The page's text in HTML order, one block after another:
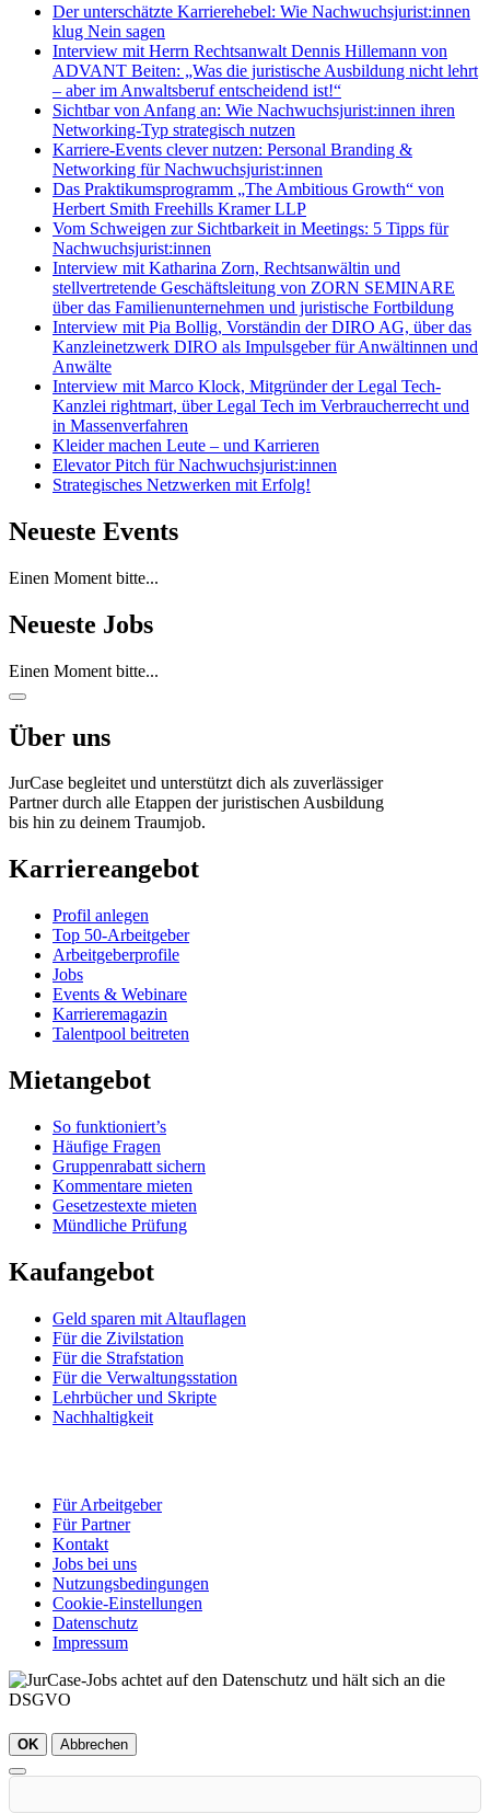
Der unterschätzte Karrierehebel: Wie Nachwuchsjurist:innen
klug Nein sagen
Interview mit Herrn Rechtsanwalt Dennis Hillemann von
ADVANT Beiten: „Was die juristische Ausbildung nicht lehrt
– aber im Anwaltsberuf entscheidend ist!“
Sichtbar von Anfang an: Wie Nachwuchsjurist:innen ihren
Networking-Typ strategisch nutzen
Karriere-Events clever nutzen: Personal Branding &
Networking für Nachwuchsjurist:innen
Das Praktikumsprogramm „The Ambitious Growth“ von
Herbert Smith Freehills Kramer LLP
Vom Schweigen zur Sichtbarkeit in Meetings: 5 Tipps für
Nachwuchsjurist:innen
Interview mit Katharina Zorn, Rechtsanwältin und
stellvertretende Geschäftsleitung von ZORN SEMINARE
über das Familienunternehmen und juristische Fortbildung
Interview mit Pia Bollig, Vorständin der DIRO AG, über das
Kanzleinetzwerk DIRO als Impulsgeber für Anwältinnen und
Anwälte
Interview mit Marco Klock, Mitgründer der Legal Tech-
Kanzlei rightmart, über Legal Tech im Verbraucherrecht und
in Massenverfahren
Kleider machen Leute – und Karrieren
Elevator Pitch für Nachwuchsjurist:innen
Strategisches Netzwerken mit Erfolg!
Neueste Events
Einen Moment bitte...
Neueste Jobs
Einen Moment bitte...
Über uns
JurCase begleitet und unterstützt dich als zuverlässiger
Partner durch alle Etappen der juristischen Ausbildung
bis hin zu deinem Traumjob.
Karriereangebot
Profil anlegen
Top 50-Arbeitgeber
Arbeitgeberprofile
Jobs
Events & Webinare
Karrieremagazin
Talentpool beitreten
Mietangebot
So funktioniert’s
Häufige Fragen
Gruppenrabatt sichern
Kommentare mieten
Gesetzestexte mieten
Mündliche Prüfung
Kaufangebot
Geld sparen mit Altauflagen
Für die Zivilstation
Für die Strafstation
Für die Verwaltungsstation
Lehrbücher und Skripte
Nachhaltigkeit
Für Arbeitgeber
Für Partner
Kontakt
Jobs bei uns
Nutzungsbedingungen
Cookie-Einstellungen
Datenschutz
Impressum
OK Abbrechen